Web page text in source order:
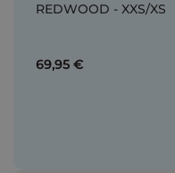
REDWOOD - XXS/XS
69,95 €